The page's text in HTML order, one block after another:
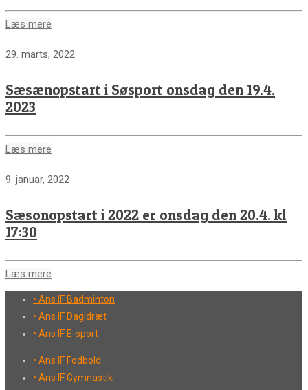
Læs mere
29. marts, 2022
Sæsænopstart i Søsport onsdag den 19.4.
2023
Læs mere
9. januar, 2022
Sæsonopstart i 2022 er onsdag den 20.4. kl
17:30
Læs mere
• Ans IF Badminton
• Ans IF Dagidræt
• Ans IF E-sport
• Ans IF Fodbold
• Ans IF Gymnastik